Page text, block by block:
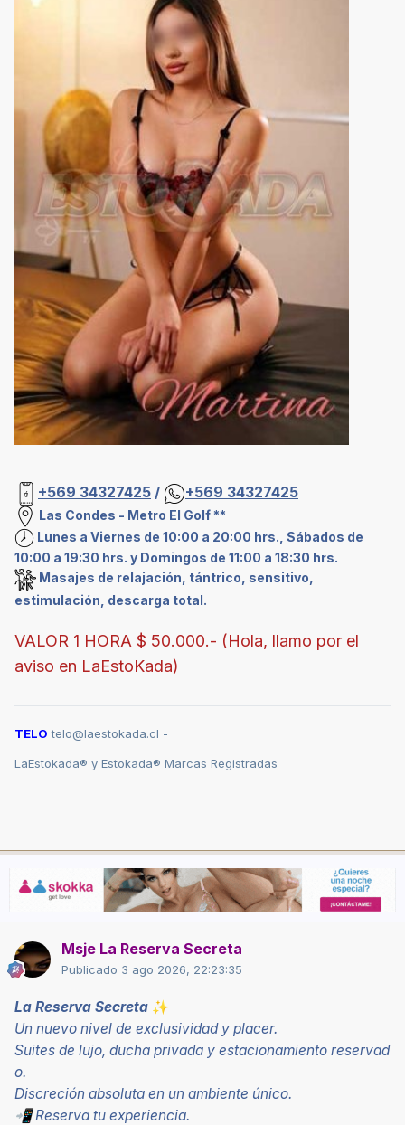
+569 34327425 / +569 34327425
Las Condes - Metro El Golf **
Lunes a Viernes de 10:00 a 20:00 hrs., Sábados de
10:00 a 19:30 hrs. y Domingos de 11:00 a 18:30 hrs.
Masajes de relajación, tántrico, sensitivo,
estimulación, descarga total.
VALOR 1 HORA $ 50.000.- (Hola, llamo por el
aviso en LaEstoKada)
TELO telo@laestokada.cl -
LaEstokada® y Estokada® Marcas Registradas
Msje La Reserva Secreta
Publicado 3 ago 2026, 22:23:35
La Reserva Secreta ✨
Un nuevo nivel de exclusividad y placer.
Suites de lujo, ducha privada y estacionamiento reservad
o.
Discreción absoluta en un ambiente único.
📲Reserva tu experiencia.